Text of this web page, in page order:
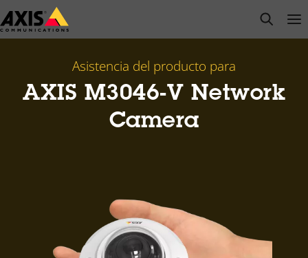
Saltar
al
open
Asistencia del producto para
AXIS M3046-V Network
Camera